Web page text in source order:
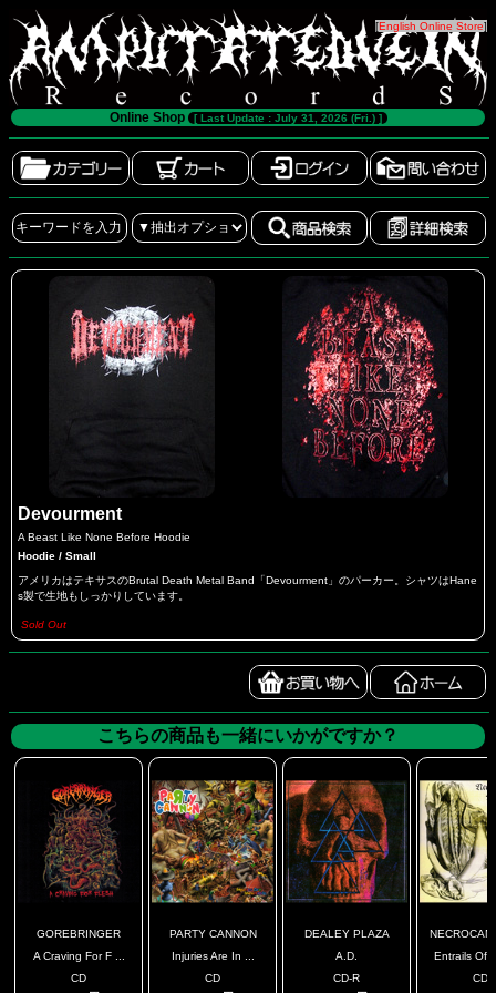
[English Online Store]
Online Shop [ Last Update : July 31, 2026 (Fri.) ]
Devourment
A Beast Like None Before Hoodie
Hoodie / Small
アメリカはテキサスのBrutal Death Metal Band「Devourment」のパーカー。シャツはHane
s製で生地もしっかりしています。
Sold Out
こちらの商品も一緒にいかがですか？
GOREBRINGER
A Craving For F ...
CD
PARTY CANNON
Injuries Are In ...
CD
DEALEY PLAZA
A.D.
CD-R
Entrails Of
CD